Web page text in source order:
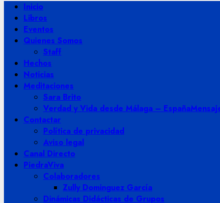
Menú
principal
Inicio
Libros
Eventos
Quienes Somos
Staff
Hechos
Noticias
Meditaciones
Sara Brito
Verdad y Vida desde Málaga – España
Contactar
Política de privacidad
Aviso legal
Canal Directo
PiedraViva
Colaboradores
Zully Dominguez García
Dinámicas Didácticas de Grupos